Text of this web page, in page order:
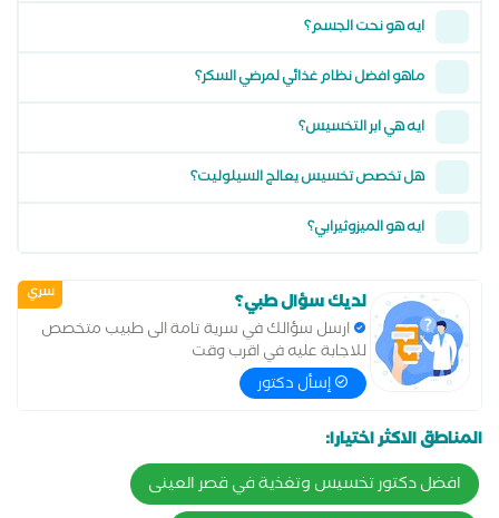
ايه هو نحت الجسم؟
ماهو افضل نظام غذائي لمرضي السكر؟
ايه هي ابر التخسيس؟
هل تخصص تخسيس يعالج السيلوليت؟
ايه هو الميزوثيرابي؟
سري لديك سؤال طبي؟
ارسل سؤالك في سرية تامة الى طبيب متخصص
للاجابة عليه في اقرب وقت
إسأل دكتور
المناطق الاكثر اختيارا:
افضل دكتور تخسيس وتغذية في قصر العينى